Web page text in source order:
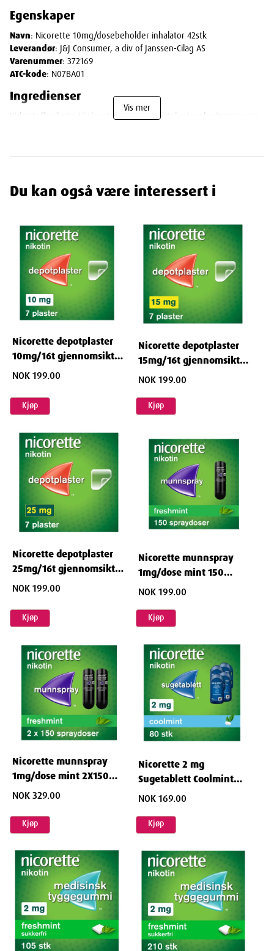
Egenskaper
Navn: Nicorette 10mg/dosebeholder inhalator 42stk
Leverandør: J&J Consumer, a div of Janssen-Cilag AS
Varenummer: 372169
ATC-kode: N07BA01
Ingredienser
Virkestoff: nikotin Hjelpestoffer: Levomentol, etanol, nitrogengass,
Norsk nettapotek som leverer apotekvarer hjem til deg. Apotek
Dimensjoner
Width 8.69
Depth 10.8cm
Weight
Vis mer
Du kan også være interessert i
Nicorette depotplaster
10mg/16t gjennomsiktig
7 STK
NOK 199.00
Kjøp
Nicorette depotplaster
15mg/16t gjennomsiktig
7 STK
NOK 199.00
Kjøp
Nicorette depotplaster
25mg/16t gjennomsiktig
7 STK
NOK 199.00
Kjøp
Nicorette munnspray
1mg/dose mint 150
DOSER
NOK 199.00
Kjøp
Nicorette munnspray
1mg/dose mint 2X150
DOSER
NOK 329.00
Kjøp
Nicorette 2 mg
Sugetablett Coolmint
4x20 stk
NOK 169.00
Kjøp